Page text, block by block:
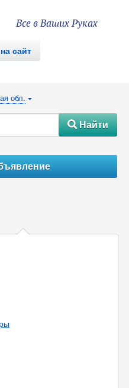
Все в Ваших Руках
сайт
обл. {
#Найти